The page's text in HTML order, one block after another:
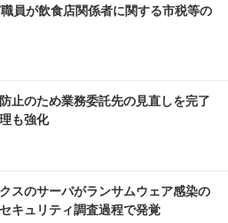
員が飲食店関係者に関する市税等の
止のため業務委託先の見直しを完了
も強化
スのサーバがランサムウェア感染の
キュリティ調査過程で発覚